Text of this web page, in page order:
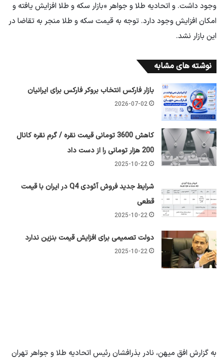
وجود داشت. و اتحادیه طلا و جواهر «بازار سکه و طلا افزایش یافته و
امکان افزایش وجود دارد. توجه به قیمت سکه و طلا منجر به تقاضا در
این بازار نشد.
نوشته های مشابه
بازار فارکس انتخاب بروکر فارکس برای ایرانیان
2026-07-02
کاهش 3600 تومانی قیمت نقره / گرم نقره کانال
200 هزار تومانی را از دست داد
2025-10-22
شرایط جدید فروش آئودی Q4 در ایران با قیمت
قطعی
2025-10-22
دولت تصمیمی برای افزایش قیمت بنزین ندارد
2025-10-22
به گزارش افق میهن، نادر بذرافشان رئیس اتحادیه طلا و جواهر تهران